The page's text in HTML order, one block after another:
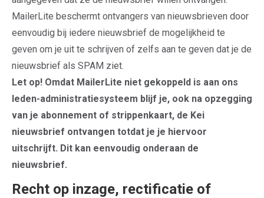
MailerLite beschermt ontvangers van nieuwsbrieven door
eenvoudig bij iedere nieuwsbrief de mogelijkheid te
geven om je uit te schrijven of zelfs aan te geven dat je de
nieuwsbrief als SPAM ziet.
Let op! Omdat MailerLite niet gekoppeld is aan ons
leden-administratiesysteem blijf je, ook na opzegging
van je abonnement of strippenkaart, de Kei
nieuwsbrief ontvangen totdat je je hiervoor
uitschrijft. Dit kan eenvoudig onderaan de
nieuwsbrief.
Recht op inzage, rectificatie of